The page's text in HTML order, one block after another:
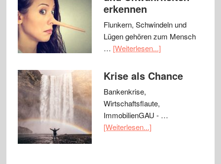
erkennen
Flunkern, Schwindeln und
Lügen gehören zum Mensch
… [Weiterlesen...]
Krise als Chance
Bankenkrise,
Wirtschaftsflaute,
ImmobilienGAU - …
[Weiterlesen...]